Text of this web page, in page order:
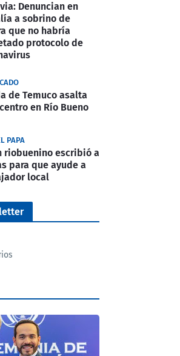
Denuncian en
a sobrino de
que no habría
protocolo de
de Temuco asalta
en Río Bueno
PAPA
riobuenino escribió a
para que ayude a
local